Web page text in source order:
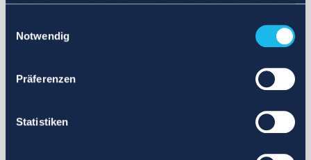
Notwendig
Präferenzen
Statistiken